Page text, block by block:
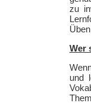
zu
Wer
und